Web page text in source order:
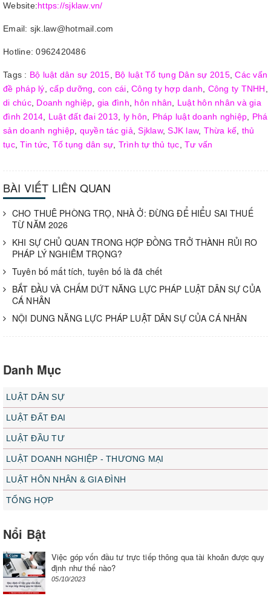
Website:https://sjklaw.vn/
Email: sjk.law@hotmail.com
Hotline: 0962420486
Tags : Bộ luật dân sự 2015 Bộ luật Tố tụng Dân sự 2015,Các vấn
đề pháp lý cấp dưỡng con cái Công ty hợp danh Công ty TNHH
di chúc, Doanh nghiệp gia đình hôn nhân
Luật hôn nhân và gia
đình 2014
Luật đất đai 2013 ly hôn Pháp luật doanh nghiệp
Phá
sản doanh nghiệp quyền tác giả ,Sjklaw,SJK law, Thừa kế thủ
tục,Tin tức Tố tụng dân sự Trình tự thủ tục Tư vấn
BÀI VIẾT LIÊN QUAN
CHO THUÊ PHÒNG TRỌ, NHÀ Ở: ĐỪNG ĐỂ HIỂU SAI THUẾ
TỪ NĂM 2026
KHI SỰ CHỦ QUAN TRONG HỢP ĐỒNG TRỞ THÀNH RỦI RO
PHÁP LÝ NGHIÊM TRỌNG?
Tuyên bố mất tích, tuyên bố là đã chết
BẮT ĐẦU VÀ CHẤM DỨT NĂNG LỰC PHÁP LUẬT DÂN SỰ CỦA
CÁ NHÂN
NỘI DUNG NĂNG LỰC PHÁP LUẬT DÂN SỰ CỦA CÁ NHÂN
Danh Mục
LUẬT DÂN SỰ
LUẬT ĐẤT ĐAI
LUẬT ĐẦU TƯ
LUẬT DOANH NGHIỆP - THƯƠNG MẠI
LUẬT HÔN NHÂN & GIA ĐÌNH
TỔNG HỢP
Nổi Bật
Việc góp vốn đầu tư trực tiếp thông qua tài khoản được quy
định như thế nào?
05/10/2023